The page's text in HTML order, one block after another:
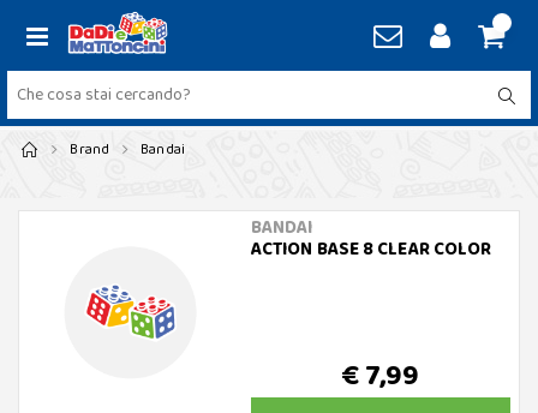
Brand Bandai
BANDAI
ACTION BASE 8 CLEAR COLOR
€ 7,99